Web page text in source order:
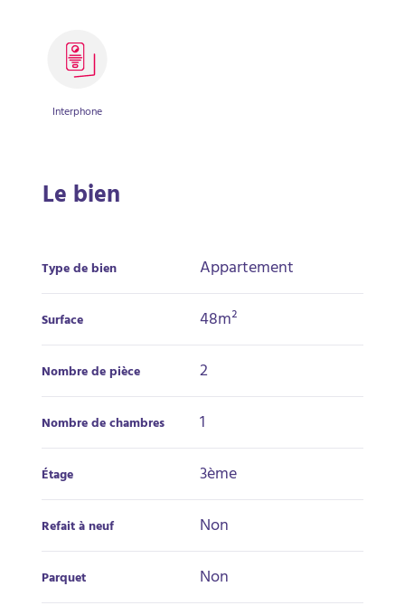
Interphone
Le bien
Type de bien Appartement
Surface 48m²
Nombre de pièce 2
Nombre de chambres 1
Étage 3ème
Refait à neuf Non
Parquet Non